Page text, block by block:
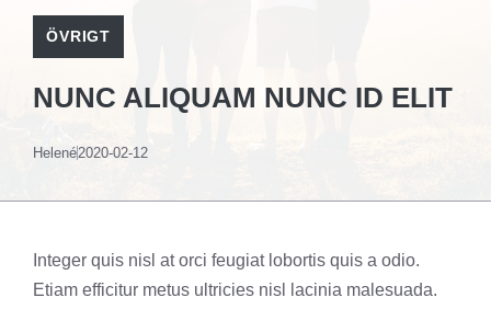
ÖVRIGT
NUNC ALIQUAM NUNC ID ELIT
Helené2020-02-12
Integer quis nisl at orci feugiat lobortis quis a odio.
Etiam efficitur metus ultricies nisl lacinia malesuada.